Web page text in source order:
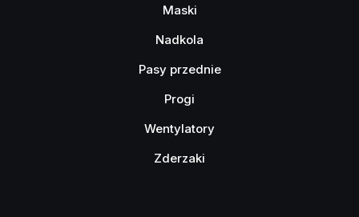
Maski
Nadkola
Pasy przednie
Progi
Wentylatory
Zderzaki